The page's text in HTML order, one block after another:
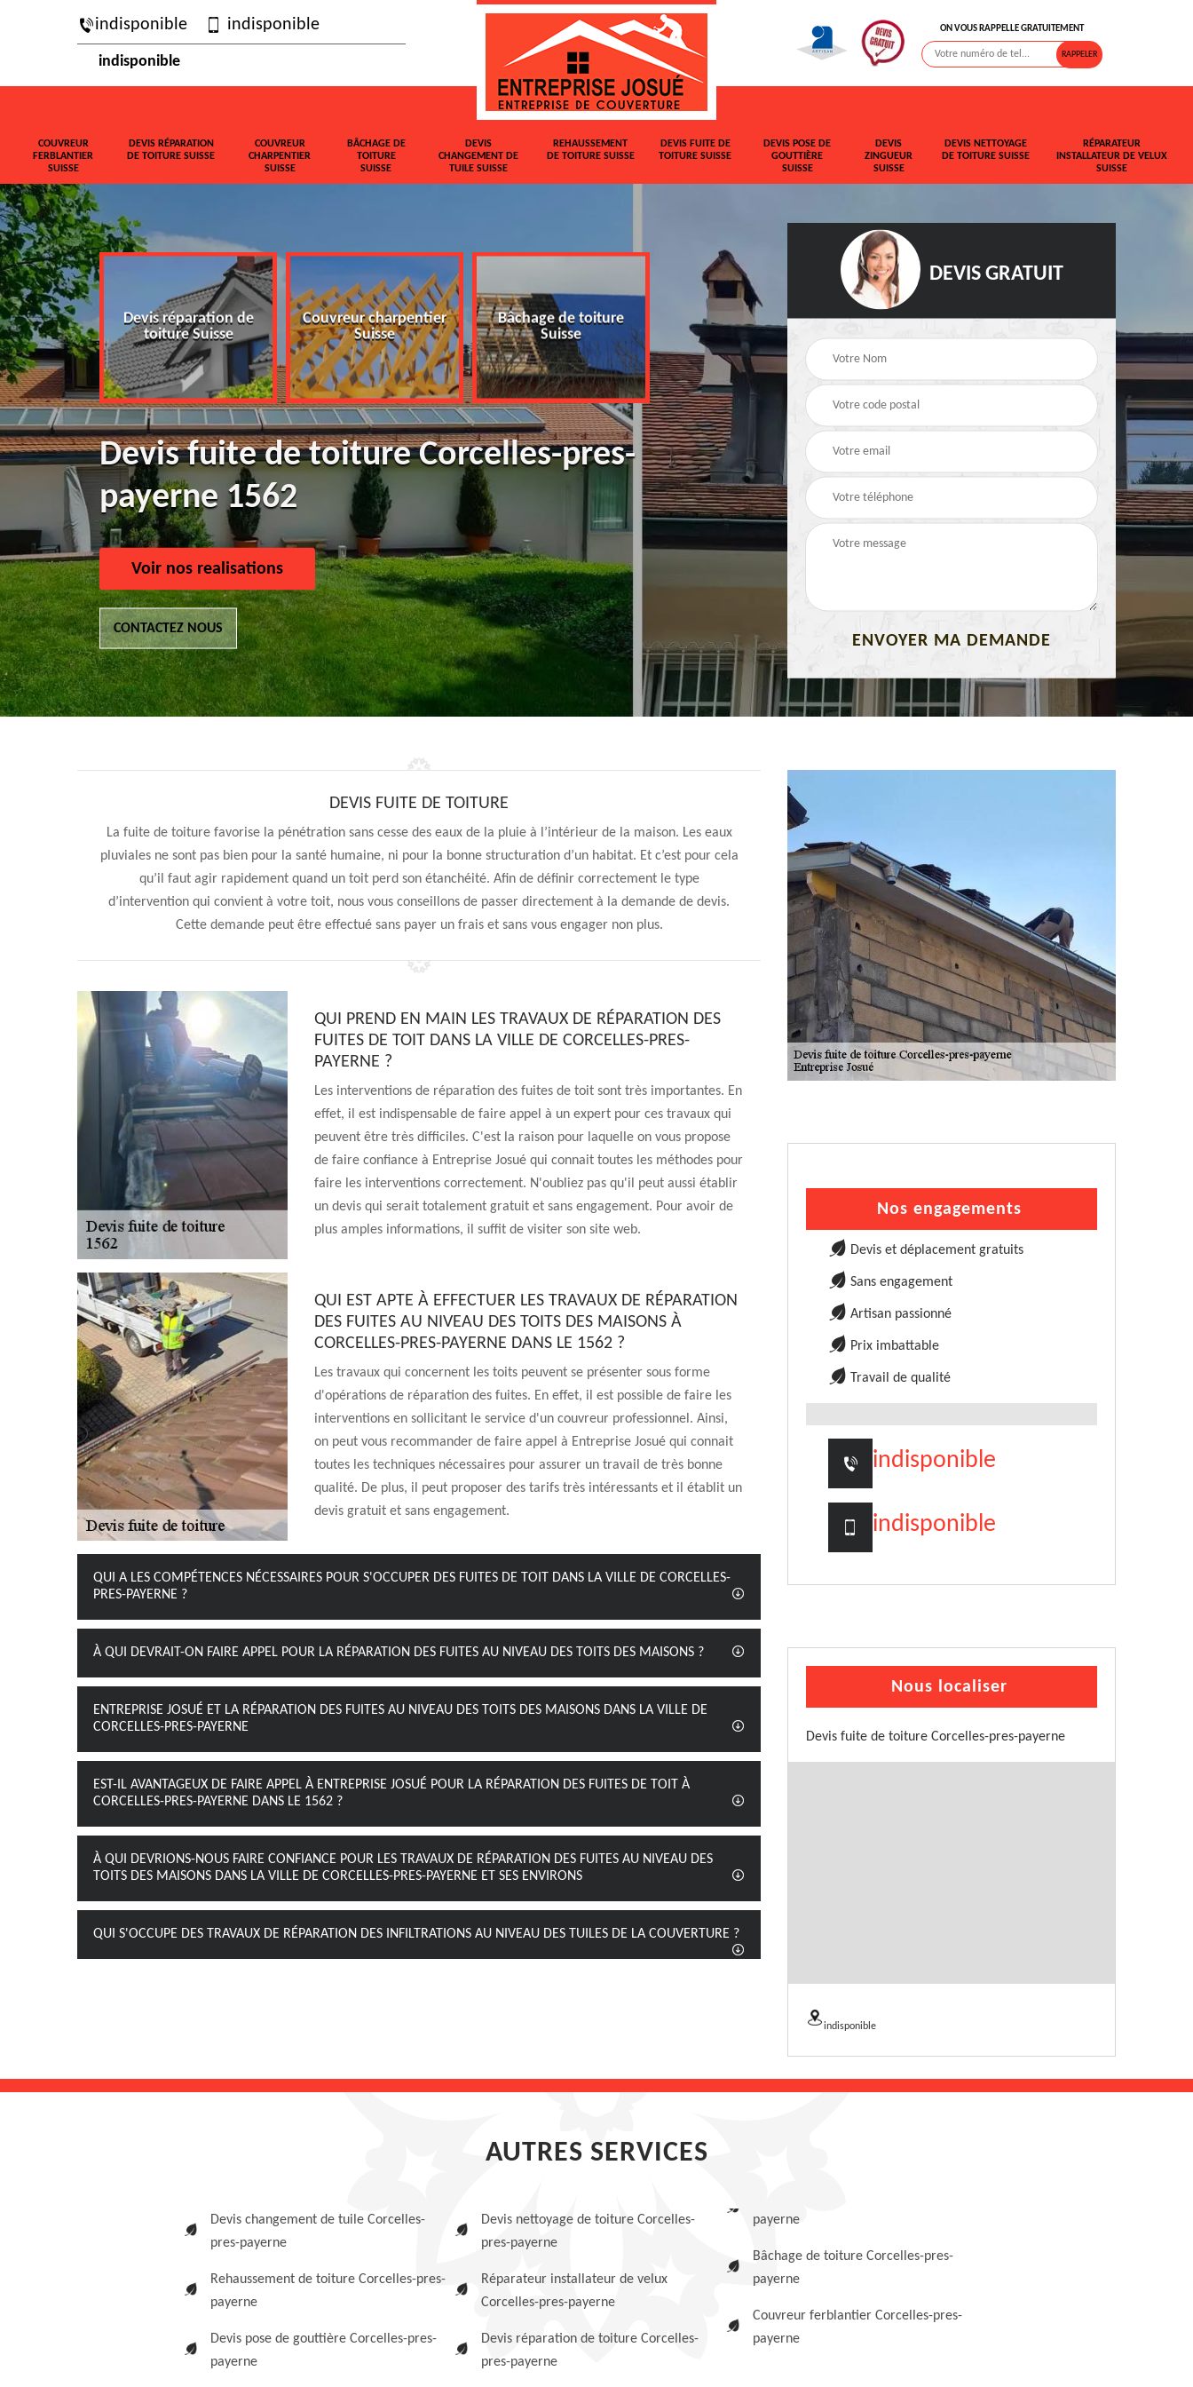
indisponible indisponible
indisponible
ON VOUS RAPPELLE GRATUITEMENT
COUVREUR
FERBLANTIER
SUISSE
DEVIS RÉPARATION
DE TOITURE SUISSE
COUVREUR
CHARPENTIER
SUISSE
BÂCHAGE DE
TOITURE
SUISSE
DEVIS
CHANGEMENT DE
TUILE SUISSE
REHAUSSEMENT
DE TOITURE SUISSE
DEVIS FUITE DE
TOITURE SUISSE
DEVIS POSE DE
GOUTTIÈRE
SUISSE
DEVIS
ZINGUEUR
SUISSE
DEVIS NETTOYAGE
DE TOITURE SUISSE
RÉPARATEUR
INSTALLATEUR DE VELUX
SUISSE
Devis réparation de
toiture Suisse
Couvreur charpentier
Suisse
Bâchage de toiture
Suisse
Devis changement de
tuile Suisse
Rehaussement de
Devis fuite de toiture
Suisse
Devis fuite de toiture Corcelles-pres-
payerne 1562
Voir nos realisations
CONTACTEZ NOUS
DEVIS GRATUIT
DEVIS FUITE DE TOITURE
La fuite de toiture favorise la pénétration sans cesse des eaux de la pluie à l’intérieur de la maison. Les eaux
pluviales ne sont pas bien pour la santé humaine, ni pour la bonne structuration d’un habitat. Et c’est pour cela
qu’il faut agir rapidement quand un toit perd son étanchéité. Afin de définir correctement le type
d’intervention qui convient à votre toit, nous vous conseillons de passer directement à la demande de devis.
Cette demande peut être effectué sans payer un frais et sans vous engager non plus.
QUI PREND EN MAIN LES TRAVAUX DE RÉPARATION DES
FUITES DE TOIT DANS LA VILLE DE CORCELLES-PRES-
PAYERNE ?
Les interventions de réparation des fuites de toit sont très importantes. En
effet, il est indispensable de faire appel à un expert pour ces travaux qui
peuvent être très difficiles. C'est la raison pour laquelle on vous propose
de faire confiance à Entreprise Josué qui connait toutes les méthodes pour
faire les interventions correctement. N'oubliez pas qu'il peut aussi établir
un devis qui serait totalement gratuit et sans engagement. Pour avoir de
plus amples informations, il suffit de visiter son site web.
QUI EST APTE À EFFECTUER LES TRAVAUX DE RÉPARATION
DES FUITES AU NIVEAU DES TOITS DES MAISONS À
CORCELLES-PRES-PAYERNE DANS LE 1562 ?
Les travaux qui concernent les toits peuvent se présenter sous forme
d'opérations de réparation des fuites. En effet, il est possible de faire les
interventions en sollicitant le service d'un couvreur professionnel. Ainsi,
on peut vous recommander de faire appel à Entreprise Josué qui connait
toutes les techniques nécessaires pour assurer un travail de très bonne
qualité. De plus, il peut proposer des tarifs très intéressants et il établit un
devis gratuit et sans engagement.
QUI A LES COMPÉTENCES NÉCESSAIRES POUR S'OCCUPER DES FUITES DE TOIT DANS LA VILLE DE CORCELLES-
PRES-PAYERNE ?
À QUI DEVRAIT-ON FAIRE APPEL POUR LA RÉPARATION DES FUITES AU NIVEAU DES TOITS DES MAISONS ?
ENTREPRISE JOSUÉ ET LA RÉPARATION DES FUITES AU NIVEAU DES TOITS DES MAISONS DANS LA VILLE DE
CORCELLES-PRES-PAYERNE
EST-IL AVANTAGEUX DE FAIRE APPEL À ENTREPRISE JOSUÉ POUR LA RÉPARATION DES FUITES DE TOIT À
CORCELLES-PRES-PAYERNE DANS LE 1562 ?
À QUI DEVRIONS-NOUS FAIRE CONFIANCE POUR LES TRAVAUX DE RÉPARATION DES FUITES AU NIVEAU DES
TOITS DES MAISONS DANS LA VILLE DE CORCELLES-PRES-PAYERNE ET SES ENVIRONS
QUI S'OCCUPE DES TRAVAUX DE RÉPARATION DES INFILTRATIONS AU NIVEAU DES TUILES DE LA COUVERTURE ?
Nos engagements
Devis et déplacement gratuits
Sans engagement
Artisan passionné
Prix imbattable
Travail de qualité
indisponible
indisponible
Nous localiser
Devis fuite de toiture Corcelles-pres-payerne
indisponible
AUTRES SERVICES
Devis changement de tuile Corcelles-
pres-payerne
Rehaussement de toiture Corcelles-pres-
payerne
Devis pose de gouttière Corcelles-pres-
payerne
Devis nettoyage de toiture Corcelles-
pres-payerne
Réparateur installateur de velux
Corcelles-pres-payerne
Devis réparation de toiture Corcelles-
pres-payerne
payerne
Bâchage de toiture Corcelles-pres-
payerne
Couvreur ferblantier Corcelles-pres-
payerne